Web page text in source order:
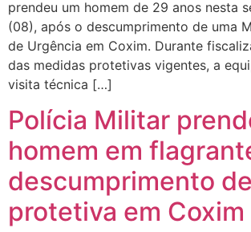
prendeu um homem de 29 anos nesta
(08), após o descumprimento de uma
de Urgência em Coxim. Durante
das medidas protetivas vigentes, a
visita técnica […]
Polícia Militar
homem em
descumprimento
protetiva em Coxim